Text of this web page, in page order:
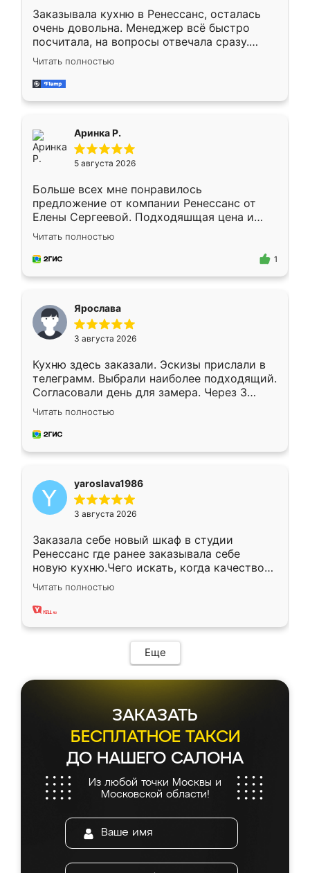
Заказывала кухню в Ренессанс, осталась
очень довольна. Менеджер всё быстро
посчитала, на вопросы отвечала сразу.
Замерщик приехал в субботу, подошёл к
делу со всей ответственностью. Собрали
за день, ребята работали аккуратно, даже
Читать полностью
Аринка Р.
5 августа 2026
Больше всех мне понравилось
предложение от компании Ренессанс от
Елены Сергеевой. Подходяшщая цена и
короткие сроки изготовления. Приехавший
для замера сотрудник Владислав
предложил по моему эскизу самый
Читать полностью
1
Ярослава
3 августа 2026
Кухню здесь заказали. Эскизы прислали в
телеграмм. Выбрали наиболее подходящий.
Согласовали день для замера. Через 3
недели кухня была уже готова. Остались
довольны работой. Спасибо Ренессанс
мебель за качественную работу!
Читать полностью
yaroslava1986
3 августа 2026
Заказала себе новый шкаф в студии
Ренессанс где ранее заказывала себе
новую кухню.Чего искать, когда качеством
вполне довольна. Служит кухня уже почти
два года, нареканий нет.
Читать полностью
Еще
ЗАКАЗАТЬ
БЕСПЛАТНОЕ ТАКСИ
ДО НАШЕГО САЛОНА
Из любой точки Москвы и
Московской области!